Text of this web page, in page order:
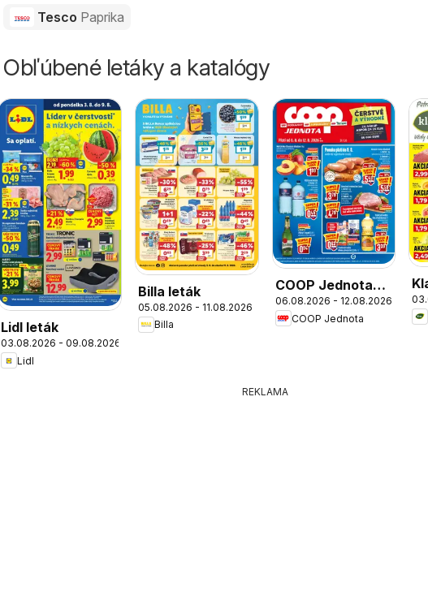
Tesco Paprika
Obľúbené letáky a katalógy
Lidl leták
03.08.2026 - 09.08.2026
Lidl
Billa leták
05.08.2026 - 11.08.2026
Billa
COOP Jednota
leták
06.08.2026 - 12.08.2026
COOP Jednota
REKLAMA